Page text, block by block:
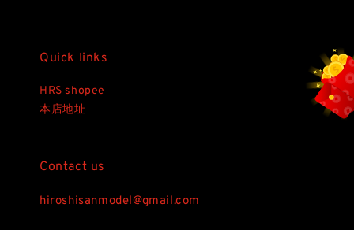
Quick links
HRS shopee
本店地址
Contact us
hiroshisanmodel@gmail.com